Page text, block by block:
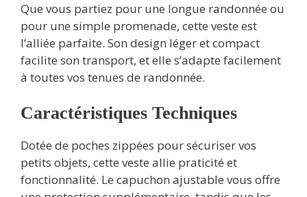
Que vous partiez pour une longue randonnée ou
pour une simple promenade, cette veste est
l’alliée parfaite. Son design léger et compact
facilite son transport, et elle s’adapte facilement
à toutes vos tenues de randonnée.
Caractéristiques Techniques
Dotée de poches zippées pour sécuriser vos
petits objets, cette veste allie praticité et
fonctionnalité. Le capuchon ajustable vous offre